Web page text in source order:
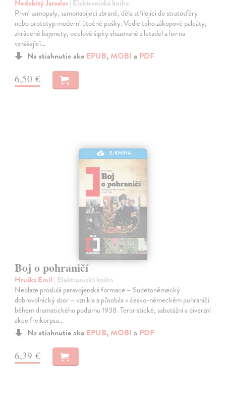
Nedobitý Jaroslav | Elektronická kniha
První samopaly, samonabíjecí zbraně, děla střílející do stratosféry
nebo prototyp moderní útočné pušky. Vedle toho zákopové palcáty,
zkrácené bajonety, ocelové šipky shazované z letadel a lov na
vznášející…
Na stiahnutie ako EPUB, MOBI a PDF
6,50 €
E-KNIHA
Boj o pohraničí
Hruška Emil | Elektronická kniha
Neblaze proslulá paravojenská formace – Sudetoněmecký
dobrovolnický sbor – vznikla a působila v česko-německém pohraničí
během dramatického podzimu 1938. Teroristické, sabotážní a diverzní
akce freikorpsu…
Na stiahnutie ako EPUB, MOBI a PDF
6,39 €